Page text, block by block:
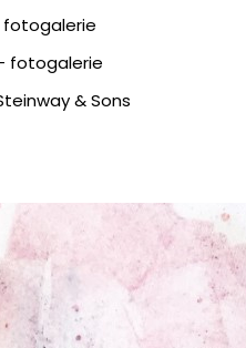
fotogalerie
fotogalerie
& Sons